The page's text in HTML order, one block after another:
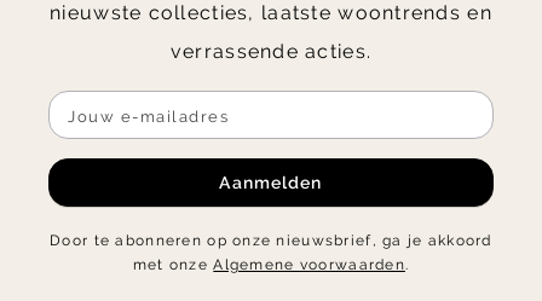
nieuwste collecties, laatste woontrends en
verrassende acties.
Aanmelden
Door te abonneren op onze nieuwsbrief, ga je akkoord
met onzeAlgemene voorwaarden.